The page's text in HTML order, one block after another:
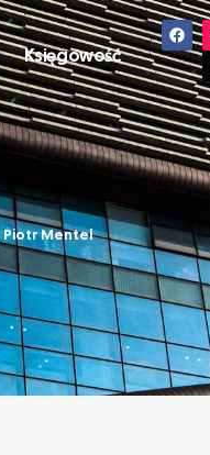
Księgowość
Piotr Mentel